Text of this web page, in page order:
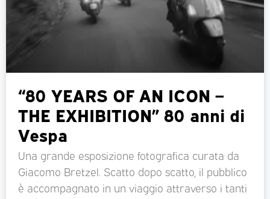
“80 YEARS OF AN ICON –
THE EXHIBITION” 80 anni di
Vespa
Una grande esposizione fotografica curata da
Giacomo Bretzel. Scatto dopo scatto, il pubblico
è accompagnato in un viaggio attraverso i tanti